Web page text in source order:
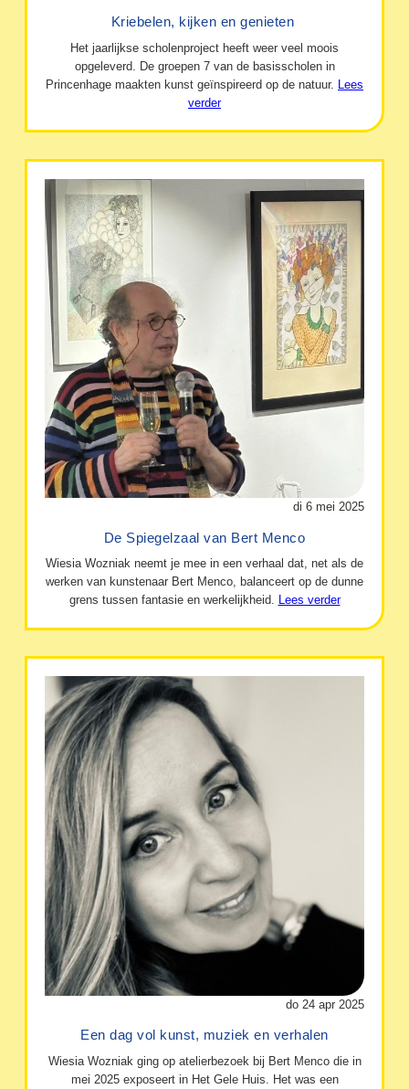
Kriebelen, kijken en genieten
Het jaarlijkse scholenproject heeft weer veel moois
opgeleverd. De groepen 7 van de basisscholen in
Princenhage maakten kunst geïnspireerd op de natuur. Lees
verder
di 6 mei 2025
De Spiegelzaal van Bert Menco
Wiesia Wozniak neemt je mee in een verhaal dat, net als de
werken van kunstenaar Bert Menco, balanceert op de dunne
grens tussen fantasie en werkelijkheid. Lees verder
do 24 apr 2025
Een dag vol kunst, muziek en verhalen
Wiesia Wozniak ging op atelierbezoek bij Bert Menco die in
mei 2025 exposeert in Het Gele Huis. Het was een